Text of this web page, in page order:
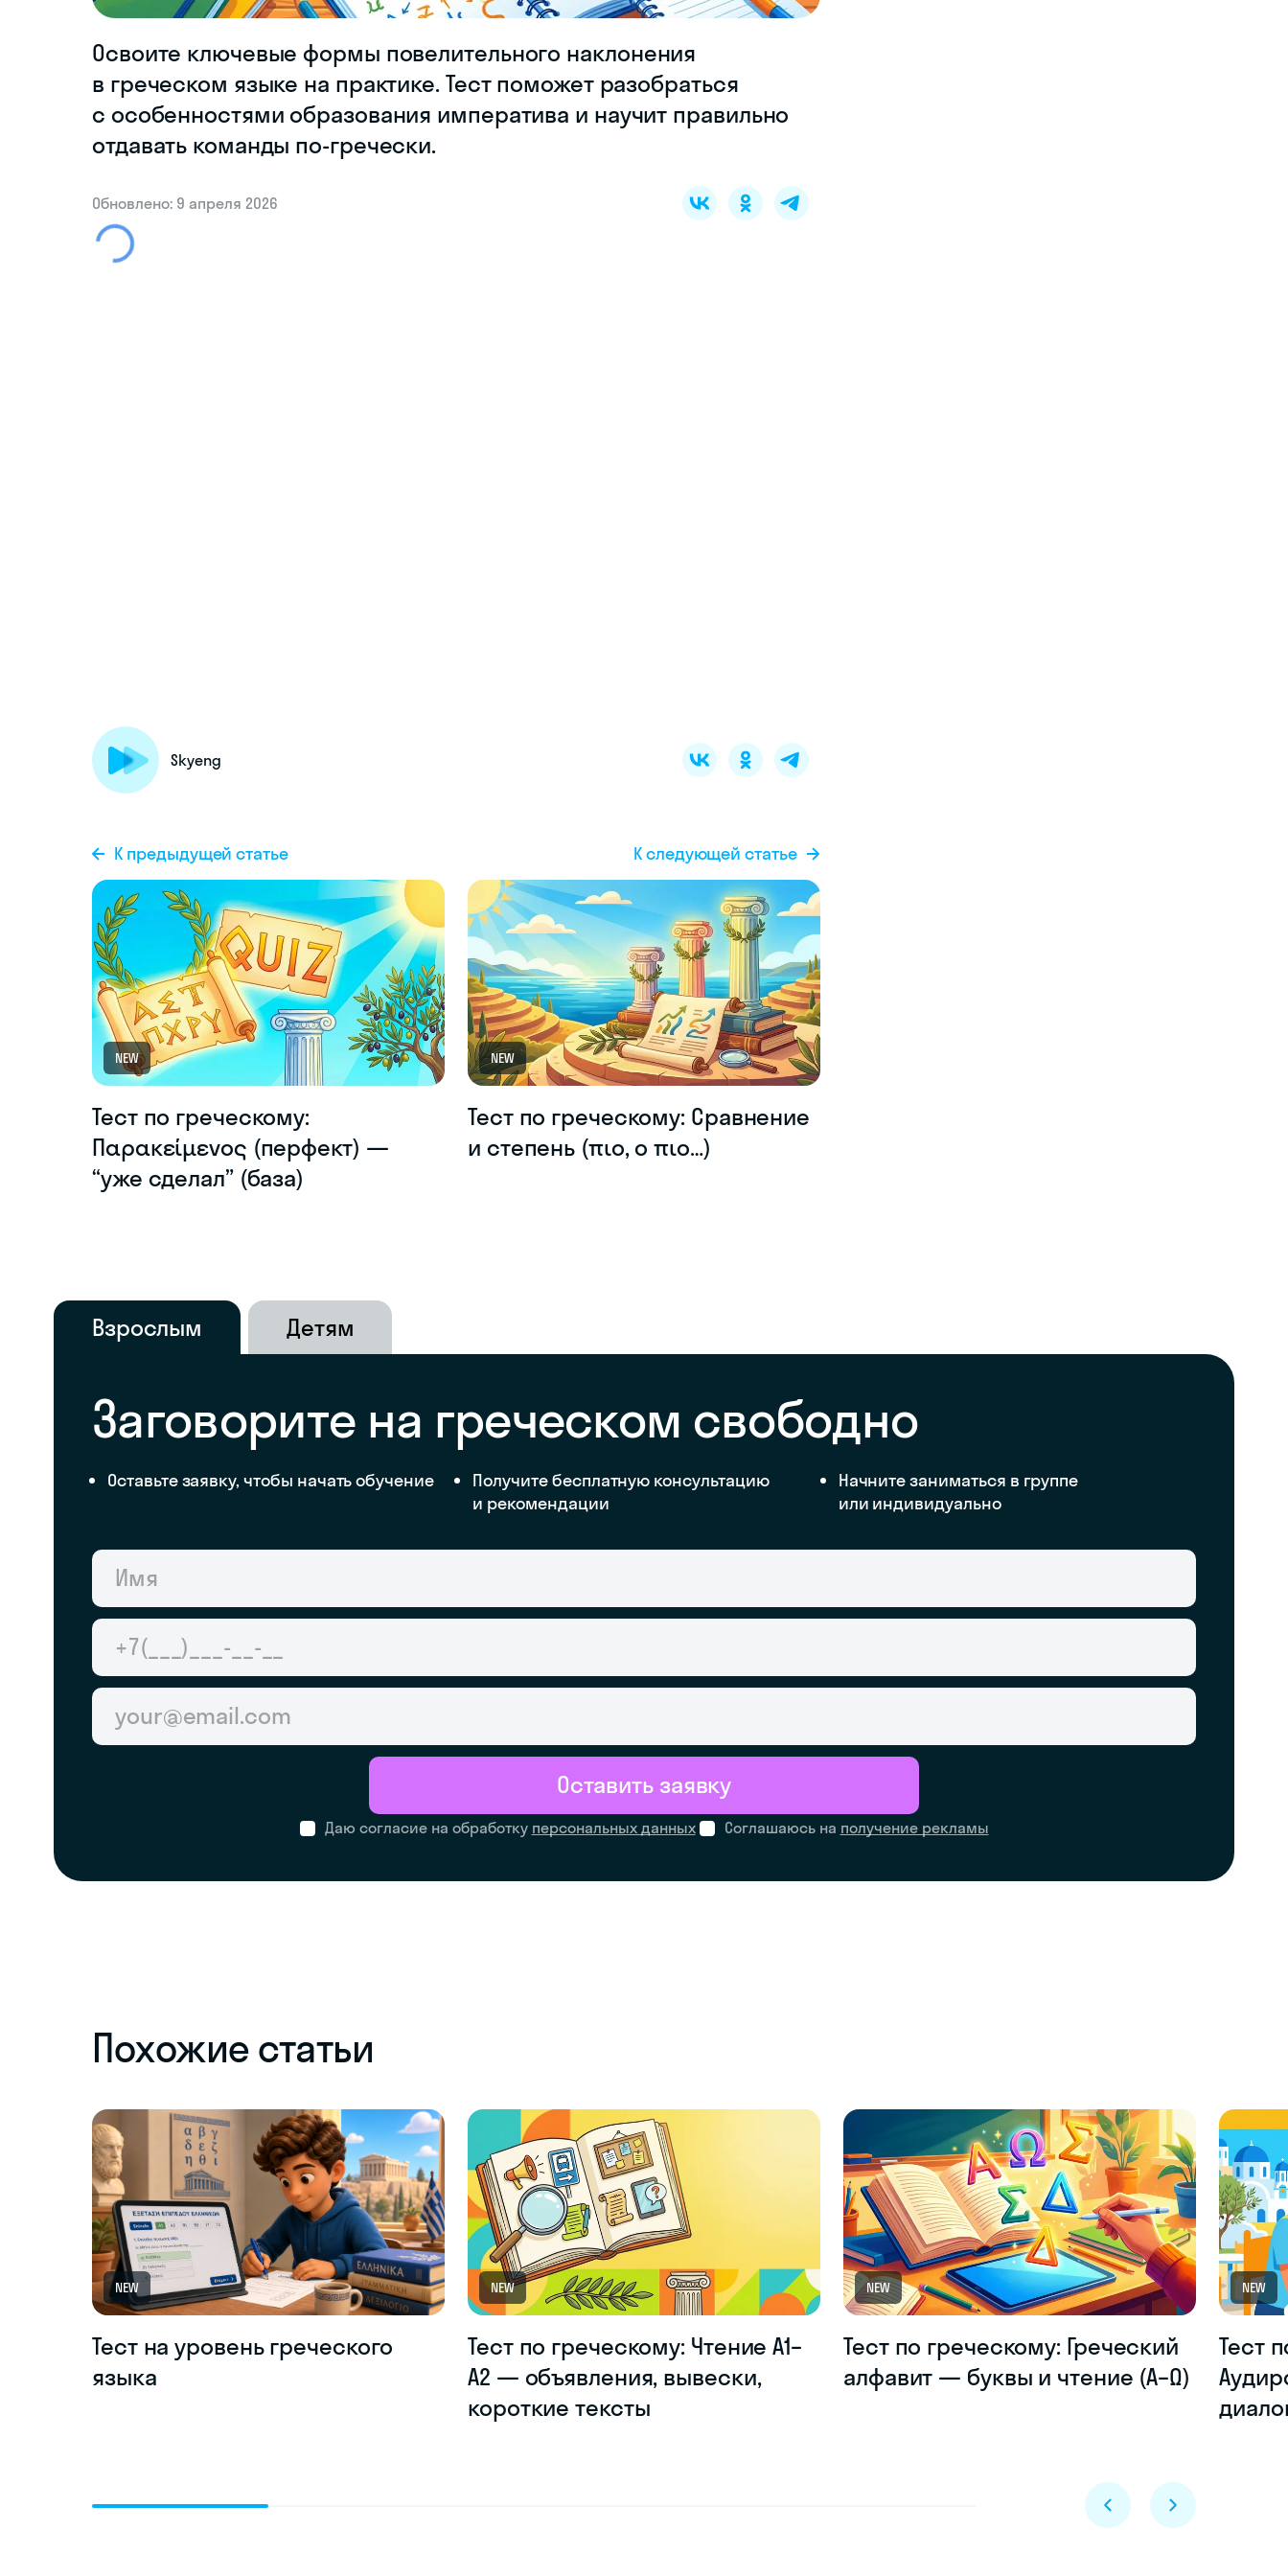
Освоите ключевые формы повелительного наклонения
в греческом языке на практике. Тест поможет разобраться
с особенностями образования императива и научит правильно
отдавать команды по-гречески.
Обновлено: 9 апреля 2026
Skyeng
К предыдущей статье
NEW
Тест по греческому:
Παρακείμενος (перфект) —
“уже сделал” (база)
К следующей статье
NEW
Тест по греческому: Сравнение
и степень (πιο, ο πιο…)
Взрослым Детям
Заговорите на греческом свободно
Оставьте заявку, чтобы начать обучение
Получите бесплатную консультацию
и рекомендации
Начните заниматься в группе
или индивидуально
Даю согласие на обработку персональных данных Соглашаюсь на получение рекламы
Оставить заявку
Похожие статьи
NEW
Тест на уровень греческого
языка
NEW
Тест по греческому: Чтение A1–
A2 — объявления, вывески,
короткие тексты
NEW
Тест по греческому: Греческий
алфавит — буквы и чтение (Α–Ω)
NEW
Тест